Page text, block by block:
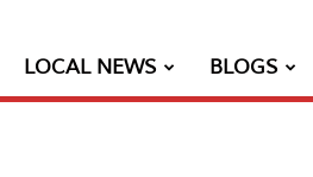
LOCAL NEWS BLOGS